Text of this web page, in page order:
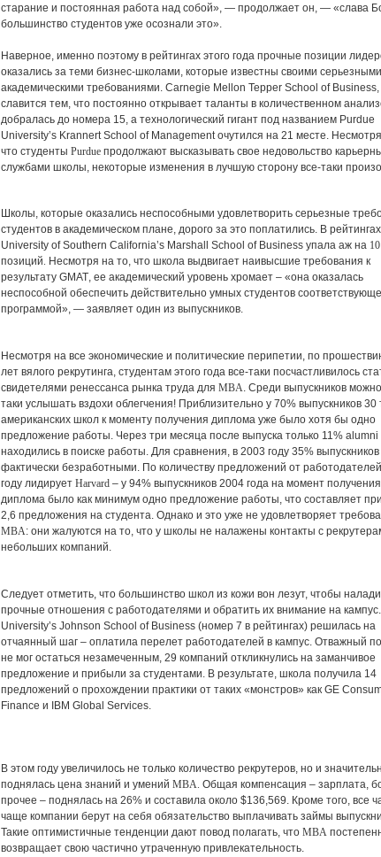
старание и постоянная работа над собой», — продолжает он, — «слава
большинство студентов уже осознали это».
Наверное, именно поэтому в рейтингах этого года прочные позиции
оказались за теми бизнес-школами, которые известны своими серьезными
академическими требованиями. Carnegie Mellon Tepper School of Business
славится тем, что постоянно открывает таланты в количественном
добралась до номера 15, а технологический гигант под названием Purdue
University’s Krannert School of Management очутился на 21 месте.
что студенты Purdue продолжают высказывать свое недовольство
службами школы, некоторые изменения в лучшую сторону все-таки
Школы, которые оказались неспособными удовлетворить серьезные
студентов в академическом плане, дорого за это поплатились. В рейтингах
University of Southern California’s Marshall School of Business упала аж на 10
позиций. Несмотря на то, что школа выдвигает наивысшие требования к
результату GMAT, ее академический уровень хромает – «она оказалась
неспособной обеспечить действительно умных студентов
программой», — заявляет один из выпускников.
Несмотря на все экономические и политические перипетии, по
лет вялого рекрутинга, студентам этого года все-таки посчастливилось
свидетелями ренессанса рынка труда для MBA. Среди выпускников
таки услышать вздохи облегчения! Приблизительно у 70% выпускников 30
американских школ к моменту получения диплома уже было хотя бы одно
предложение работы. Через три месяца после выпуска только 11% alumni
находились в поиске работы. Для сравнения, в 2003 году 35%
фактически безработными. По количеству предложений от
году лидирует Harvard – у 94% выпускников 2004 года на момент получения
диплома было как минимум одно предложение работы, что составляет
2,6 предложения на студента. Однако и это уже не удовлетворяет
MBA: они жалуются на то, что у школы не налажены контакты с
небольших компаний.
Следует отметить, что большинство школ из кожи вон лезут, чтобы
прочные отношения с работодателями и обратить их внимание на кампус.
University’s Johnson School of Business (номер 7 в рейтингах) решилась на
отчаянный шаг – оплатила перелет работодателей в кампус. Отважный
не мог остаться незамеченным, 29 компаний откликнулись на заманчивое
предложение и прибыли за студентами. В результате, школа получила 14
предложений о прохождении практики от таких «монстров» как GE
Finance и IBM Global Services.
В этом году увеличилось не только количество рекрутеров, но и
поднялась цена знаний и умений MBA. Общая компенсация – зарплата,
прочее – поднялась на 26% и составила около $136,569. Кроме того, все
чаще компании берут на себя обязательство выплачивать займы
Такие оптимистичные тенденции дают повод полагать, что MBA
возвращает свою частично утраченную привлекательность.